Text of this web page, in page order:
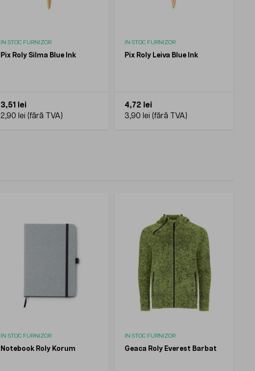
IN STOC FURNIZOR
Pix Roly Silma Blue Ink
3,51 lei
2,90 lei
IN STOC FURNIZOR
Pix Roly Leiva Blue Ink
4,72 lei
3,90 lei
IN STOC FURNIZOR
Notebook Roly Korum
IN STOC FURNIZOR
Geaca Roly Everest Barbat